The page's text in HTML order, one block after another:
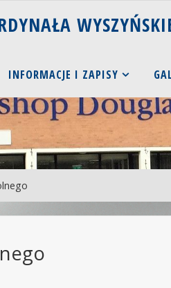
DYNAŁA WYSZYŃSKI
INFORMACJE I ZAPISY